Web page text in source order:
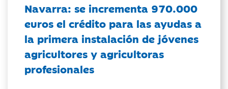
Navarra: se incrementa 970.000
euros el crédito para las ayudas a
la primera instalación de jóvenes
agricultores y agricultoras
profesionales